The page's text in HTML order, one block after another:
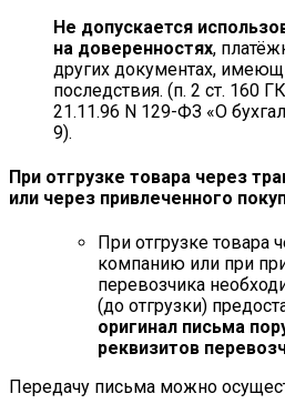
Не допускается
на доверенностях,
других документах,
последствия. (п. 2 ст. 160
21.11.96 N 129-ФЗ «О
9).
При отгрузке товара через
или через привлеченного
При отгрузке товара
компанию или при
перевозчика
(до отгрузки)
оригинал письма
реквизитов
Передачу письма можно